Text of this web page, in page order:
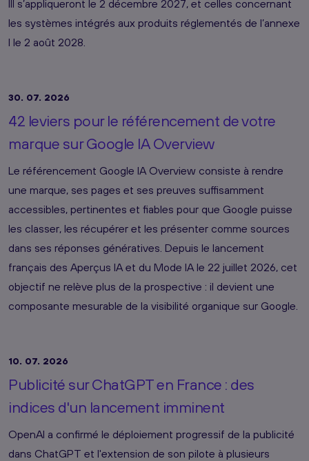
III s’appliqueront le 2 décembre 2027, et celles concernant
les systèmes intégrés aux produits réglementés de l’annexe
I le 2 août 2028.
30. 07. 2026
42 leviers pour le référencement de votre
marque sur Google IA Overview
Le référencement Google IA Overview consiste à rendre
une marque, ses pages et ses preuves suffisamment
accessibles, pertinentes et fiables pour que Google puisse
les classer, les récupérer et les présenter comme sources
dans ses réponses génératives. Depuis le lancement
français des Aperçus IA et du Mode IA le 22 juillet 2026, cet
objectif ne relève plus de la prospective : il devient une
composante mesurable de la visibilité organique sur Google.
10. 07. 2026
Publicité sur ChatGPT en France : des
indices d'un lancement imminent
OpenAI a confirmé le déploiement progressif de la publicité
dans ChatGPT et l'extension de son pilote à plusieurs